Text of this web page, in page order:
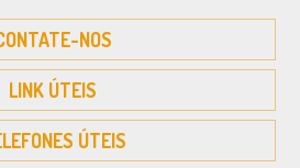
NOS
LINK ÚTEIS
ÚTEIS